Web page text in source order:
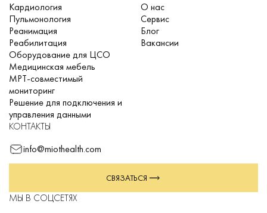
Кардиология
Пульмонология
Реанимация
Реабилитация
Оборудование для ЦСО
Медицинская мебель
МРТ-совместимый
мониторинг
Решение для подключения и
управления данными
О нас
Сервис
Блог
Вакансии
КОНТАКТЫ
info@miothealth.com
СВЯЗАТЬСЯ
МЫ В СОЦСЕТЯХ